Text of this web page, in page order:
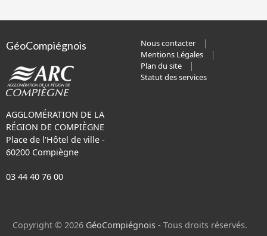
GéoCompiégnois
AGGLOMÉRATION DE LA
RÉGION DE COMPIÈGNE
Place de l'Hôtel de ville -
60200 Compiègne
03 44 40 76 00
Nous contacter
Mentions Légales
Plan du site
Statut des services
Copyright © 2026 GéoCompiégnois - Tous droits réservés.